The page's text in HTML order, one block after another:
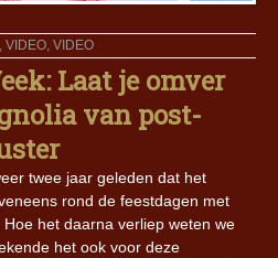
, VIDEO, VIDEO
Laat je omver
van post-
twee jaar geleden dat het
rond de feestdagen met
het daarna verliep weten we
het ook voor deze